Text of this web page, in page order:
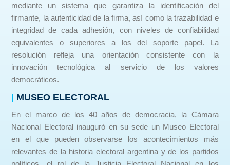
mediante un sistema que garantiza la identificación del
firmante, la autenticidad de la firma, así como la trazabilidad e
integridad de cada adhesión, con niveles de confiabilidad
equivalentes o superiores a los del soporte papel. La
resolución refleja una orientación consistente con la
innovación tecnológica al servicio de los valores
democráticos.
| MUSEO ELECTORAL
En el marco de los 40 años de democracia, la Cámara
Nacional Electoral inauguró en su sede un Museo Electoral
en el que pueden observarse los acontecimientos más
relevantes de la historia electoral argentina y de los partidos